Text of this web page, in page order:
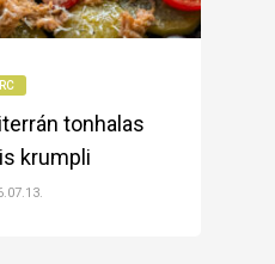
tonhalas
krumpli